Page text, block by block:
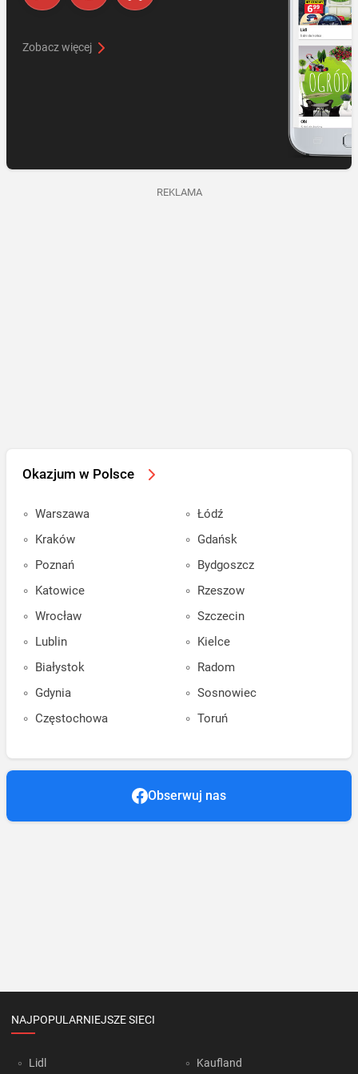
Zobacz więcej
REKLAMA
Okazjum w Polsce
Warszawa
Kraków
Poznań
Katowice
Wrocław
Lublin
Białystok
Gdynia
Częstochowa
Łódź
Gdańsk
Bydgoszcz
Rzeszow
Szczecin
Kielce
Radom
Sosnowiec
Toruń
Obserwuj nas
NAJPOPULARNIEJSZE SIECI
Lidl Kaufland